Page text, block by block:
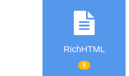
RichHTML
5